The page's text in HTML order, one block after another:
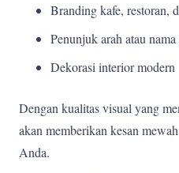
Branding kafe, restoran,
Penunjuk arah atau
Dekorasi interior modern
Dengan kualitas visual yang
akan memberikan kesan
Anda.